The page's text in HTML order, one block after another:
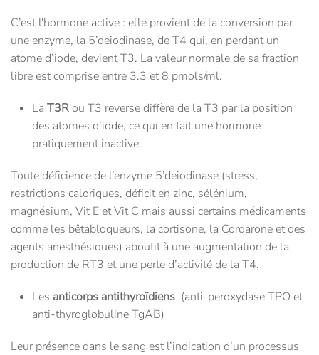
C’est l'hormone active : elle provient de la conversion par
une enzyme, la 5’deiodinase, de T4 qui, en perdant un
atome d’iode, devient T3. La valeur normale de sa fraction
libre est comprise entre 3.3 et 8 pmols/ml.
La T3Rou T3 reverse diffère de la T3 par la position
des atomes d’iode, ce qui en fait une hormone
pratiquement inactive.
Toute déficience de l’enzyme 5’deiodinase (stress,
restrictions caloriques, déficit en zinc, sélénium,
magnésium, Vit E et Vit C mais aussi certains médicaments
comme les bêtabloqueurs, la cortisone, la Cordarone et des
agents anesthésiques) aboutit à une augmentation de la
production de RT3 et une perte d’activité de la T4.
Les anticorps antithyroïdiens (anti-peroxydase TPO et
anti-thyroglobuline TgAB)
Leur présence dans le sang est l’indication d’un processus